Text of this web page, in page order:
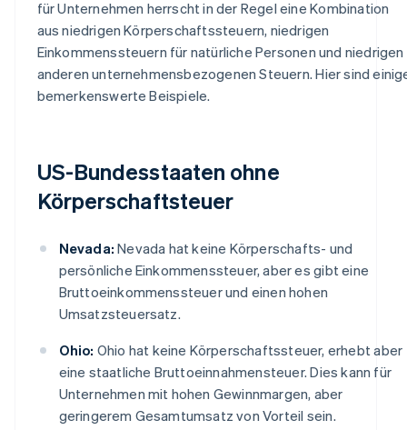
für Unternehmen herrscht in der Regel eine Kombination
aus niedrigen Körperschaftssteuern, niedrigen
Einkommenssteuern für natürliche Personen und niedrigen
anderen unternehmensbezogenen Steuern. Hier sind
bemerkenswerte Beispiele.
US-Bundesstaaten ohne
Körperschaftsteuer
Nevada: Nevada hat keine Körperschafts- und
persönliche Einkommenssteuer, aber es gibt eine
Bruttoeinkommenssteuer und einen hohen
Umsatzsteuersatz.
Ohio: Ohio hat keine Körperschaftssteuer, erhebt aber
eine staatliche Bruttoeinnahmensteuer. Dies kann für
Unternehmen mit hohen Gewinnmargen, aber
geringerem Gesamtumsatz von Vorteil sein.